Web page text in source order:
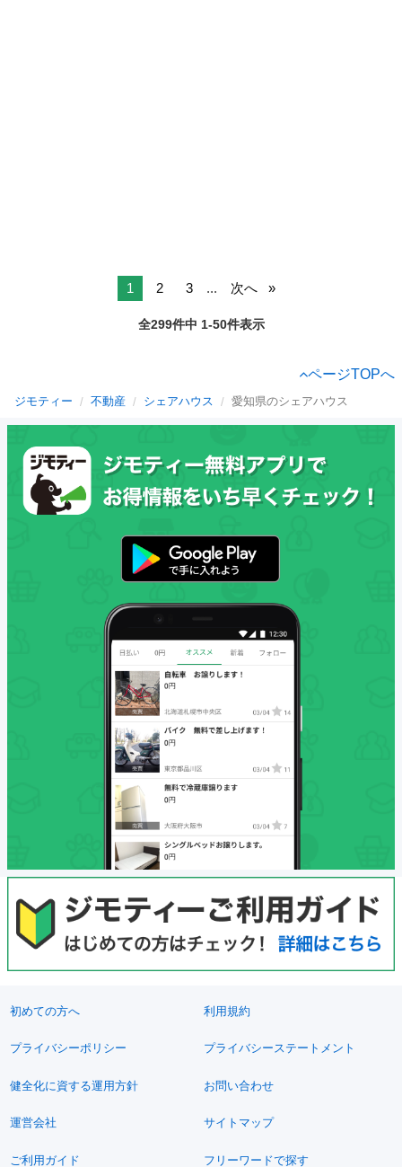
1 2 3 ... 次へ
全299件中 1-50件表示
ページTOPへ
ジモティー 不動産 シェアハウス 愛知県のシェアハウス
初めての方へ 利用規約
プライバシーポリシー プライバシーステートメント
健全化に資する運用方針 お問い合わせ
運営会社 サイトマップ
ご利用ガイド フリーワードで探す